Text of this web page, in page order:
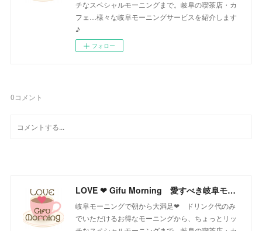
チなスペシャルモーニングまで。岐阜の喫茶店・カ
フェ…様々な岐阜モーニングサービスを紹介します
♪
フォロー
0コメント
LOVE ❤ Gifu Morning 愛すべき岐阜モーニング♪
岐阜モーニングで朝から大満足❤ ドリンク代のみ
でいただけるお得なモーニングから、ちょっとリッ